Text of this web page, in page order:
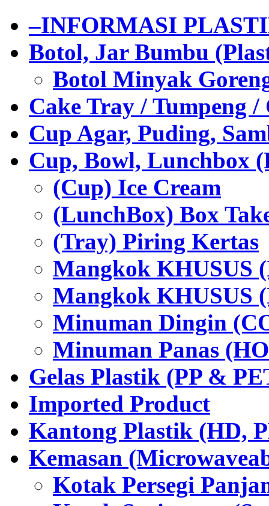
–INFORMASI
Botol, Jar Bumbu
Botol Minyak
Cake Tray / Tumpeng /
Cup Agar, Puding,
Cup, Bowl, Lunchbox
(Cup) Ice Cream
(LunchBox) Box
(Tray) Piring Kertas
Mangkok KHUSUS
Mangkok KHUSUS
Minuman Dingin
Minuman Panas
Gelas Plastik (PP &
Imported Product
Kantong Plastik (HD,
Kemasan
Kotak Persegi